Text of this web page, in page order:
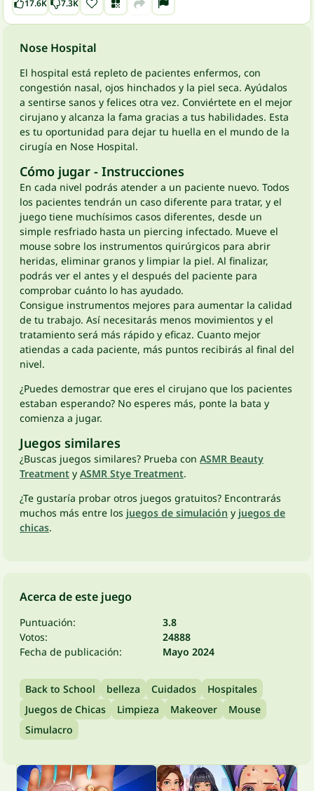
17.6K 7.3K
Nose Hospital
El hospital está repleto de pacientes enfermos, con
congestión nasal, ojos hinchados y la piel seca. Ayúdalos
a sentirse sanos y felices otra vez. Conviértete en el mejor
cirujano y alcanza la fama gracias a tus habilidades. Esta
es tu oportunidad para dejar tu huella en el mundo de la
cirugía en Nose Hospital.
Cómo jugar - Instrucciones
En cada nivel podrás atender a un paciente nuevo. Todos
los pacientes tendrán un caso diferente para tratar, y el
juego tiene muchísimos casos diferentes, desde un
simple resfriado hasta un piercing infectado. Mueve el
mouse sobre los instrumentos quirúrgicos para abrir
heridas, eliminar granos y limpiar la piel. Al finalizar,
podrás ver el antes y el después del paciente para
comprobar cuánto lo has ayudado.
Consigue instrumentos mejores para aumentar la calidad
de tu trabajo. Así necesitarás menos movimientos y el
tratamiento será más rápido y eficaz. Cuanto mejor
atiendas a cada paciente, más puntos recibirás al final del
nivel.
¿Puedes demostrar que eres el cirujano que los pacientes
estaban esperando? No esperes más, ponte la bata y
comienza a jugar.
Juegos similares
¿Buscas juegos similares? Prueba con ASMR Beauty
Treatment y ASMR Stye Treatment.
¿Te gustaría probar otros juegos gratuitos? Encontrarás
muchos más entre los juegos de simulación y juegos de
chicas.
Acerca de este juego
Puntuación:
3.8
Votos:
24888
Fecha de publicación:
Mayo 2024
Back to School belleza Cuidados
Hospitales
Juegos de Chicas
Limpieza Makeover
Mouse
Simulacro